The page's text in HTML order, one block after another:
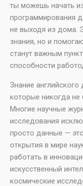
ты можешь начать
программирования
не выходя из дома.
знания, но и
станут важным
способности
Знание английского
которые никогда
Многие научные
исследования
просто данные —
открытия в мире
работать в
искусственный
космические